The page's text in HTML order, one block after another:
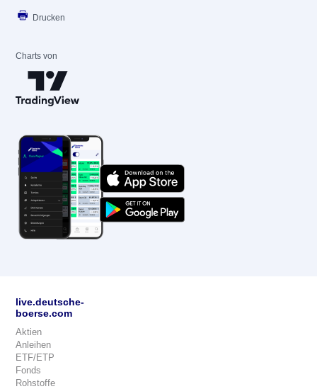
Drucken
Charts von
live.deutsche-
boerse.com
Aktien
Anleihen
ETF/ETP
Fonds
Rohstoffe